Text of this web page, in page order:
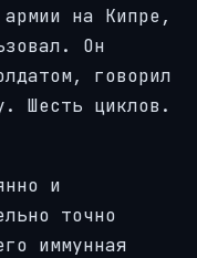
на Кипре,
Он
говорил
Шесть циклов.
и
точно
иммунная